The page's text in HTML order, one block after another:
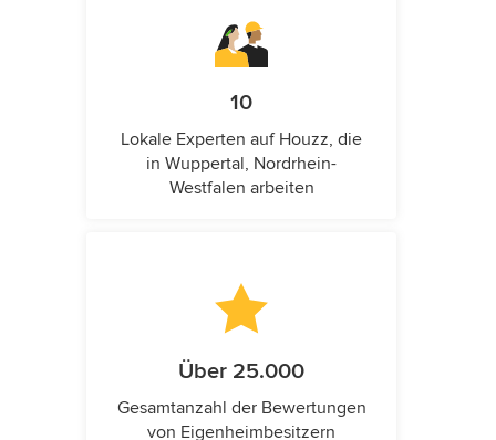
10
Lokale Experten auf Houzz, die
in Wuppertal, Nordrhein-
Westfalen arbeiten
Über 25.000
Gesamtanzahl der Bewertungen
von Eigenheimbesitzern